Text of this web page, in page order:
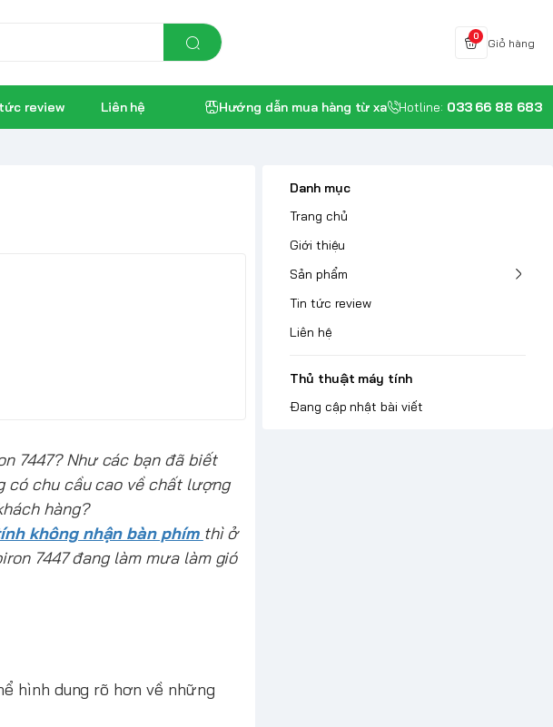
0
Giỏ hàng
review Liên hệ Hướng dẫn mua hàng từ xa Hotline: 033 66 88 683
7447? Như các bạn đã biết
chu cầu cao về chất lượng
hàng?
không nhận bàn phím thì ở
7447 đang làm mưa làm gió
hình dung rõ hơn về những
Danh mục
Trang chủ
Giới thiệu
Sản phẩm
Tin tức review
Liên hệ
Thủ thuật máy tính
Đang cập nhật bài viết